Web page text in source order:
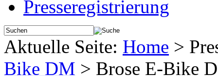
Presseregistrierung
Aktuelle Seite: Home >
Bike DM > Brose E-Bike